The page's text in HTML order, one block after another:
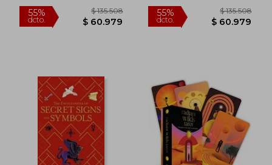
45%
dcto. $ 99.696
55%
dcto. $